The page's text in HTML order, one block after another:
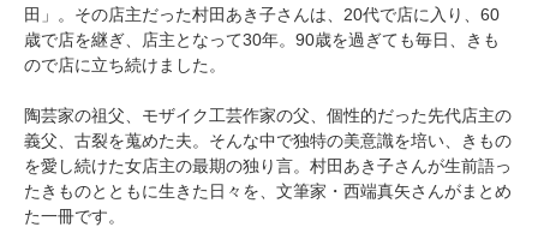
田」。その店主だった村田あき子さんは、20代で店に入り、60
歳で店を継ぎ、店主となって30年。90歳を過ぎても毎日、きも
ので店に立ち続けました。
陶芸家の祖父、モザイク工芸作家の父、個性的だった先代店主の
義父、古裂を蒐めた夫。そんな中で独特の美意識を培い、きもの
を愛し続けた女店主の最期の独り言。村田あき子さんが生前語っ
たきものとともに生きた日々を、文筆家・西端真矢さんがまとめ
た一冊です。